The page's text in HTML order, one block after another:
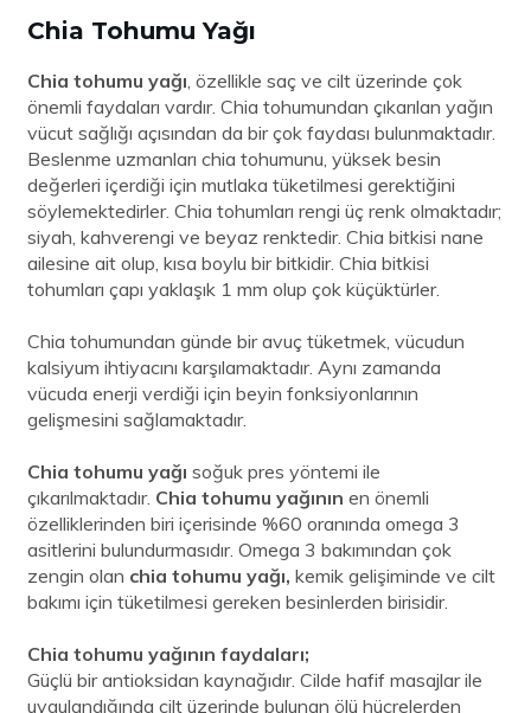
Chia Tohumu Yağı
Chia tohumu yağı, özellikle saç ve cilt üzerinde çok
önemli faydaları vardır. Chia tohumundan çıkarılan yağın
vücut sağlığı açısından da bir çok faydası bulunmaktadır.
Beslenme uzmanları chia tohumunu, yüksek besin
değerleri içerdiği için mutlaka tüketilmesi gerektiğini
söylemektedirler. Chia tohumları rengi üç renk olmaktadır;
siyah, kahverengi ve beyaz renktedir. Chia bitkisi nane
ailesine ait olup, kısa boylu bir bitkidir. Chia bitkisi
tohumları çapı yaklaşık 1 mm olup çok küçüktürler.
Chia tohumundan günde bir avuç tüketmek, vücudun
kalsiyum ihtiyacını karşılamaktadır. Aynı zamanda
vücuda enerji verdiği için beyin fonksiyonlarının
gelişmesini sağlamaktadır.
Chia tohumu yağı soğuk pres yöntemi ile
çıkarılmaktadır. Chia tohumu yağının en önemli
özelliklerinden biri içerisinde %60 oranında omega 3
asitlerini bulundurmasıdır. Omega 3 bakımından çok
zengin olan chia tohumu yağı, kemik gelişiminde ve cilt
bakımı için tüketilmesi gereken besinlerden birisidir.
Chia tohumu yağının faydaları;
Güçlü bir antioksidan kaynağıdır. Cilde hafif masajlar ile
uygulandığında cilt üzerinde bulunan ölü hücrelerden